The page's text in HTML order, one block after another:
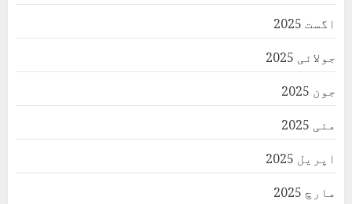
اگست 2025
جولائی 2025
جون 2025
مئی 2025
اپریل 2025
مارچ 2025